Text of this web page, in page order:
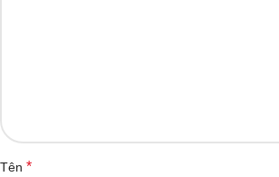
Tên *